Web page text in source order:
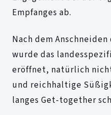
Empfanges ab.
Nach dem
wurde das
eröffnet, natürlich
und reichhaltige
langes Get-together